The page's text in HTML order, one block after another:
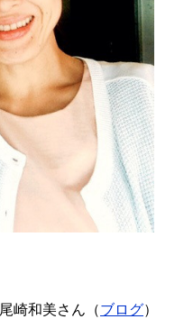
崎和美さん（ブログ）